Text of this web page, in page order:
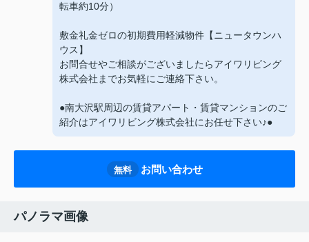
転車約10分）
敷金礼金ゼロの初期費用軽減物件【ニュータウンハ
ウス】
お問合せやご相談がございましたらアイワリビング
株式会社までお気軽にご連絡下さい。
●南大沢駅周辺の賃貸アパート・賃貸マンションのご
紹介はアイワリビング株式会社にお任せ下さい♪●
無料 お問い合わせ
パノラマ画像